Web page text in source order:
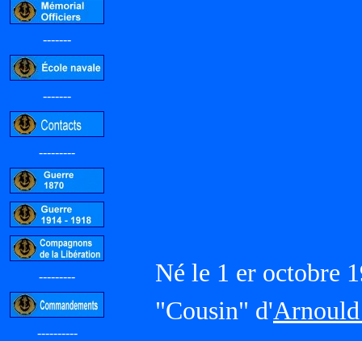
-------
-------
---------
---------
----------
Né le 1 er octobre
"Cousin" d'